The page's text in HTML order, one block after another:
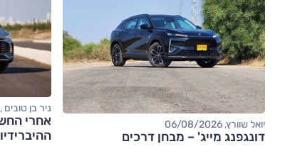
יואל שוורץ, 06/08/2026
דונגפנג מייג' – מבחן דרכים
ניר בן טובים , 06/08/2026